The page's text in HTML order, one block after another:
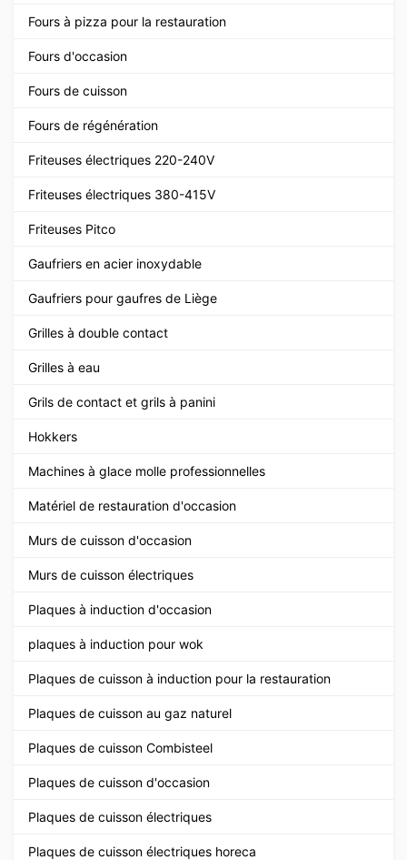
Fours à pizza pour la restauration
Fours d'occasion
Fours de cuisson
Fours de régénération
Friteuses électriques 220-240V
Friteuses électriques 380-415V
Friteuses Pitco
Gaufriers en acier inoxydable
Gaufriers pour gaufres de Liège
Grilles à double contact
Grilles à eau
Grils de contact et grils à panini
Hokkers
Machines à glace molle professionnelles
Matériel de restauration d'occasion
Murs de cuisson d'occasion
Murs de cuisson électriques
Plaques à induction d'occasion
plaques à induction pour wok
Plaques de cuisson à induction pour la restauration
Plaques de cuisson au gaz naturel
Plaques de cuisson Combisteel
Plaques de cuisson d'occasion
Plaques de cuisson électriques
Plaques de cuisson électriques horeca